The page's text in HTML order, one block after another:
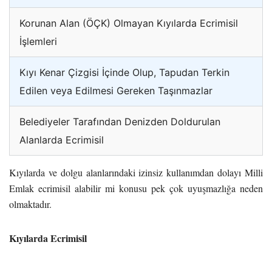
Korunan Alan (ÖÇK) Olmayan Kıyılarda Ecrimisil
İşlemleri
Kıyı Kenar Çizgisi İçinde Olup, Tapudan Terkin
Edilen veya Edilmesi Gereken Taşınmazlar
Belediyeler Tarafından Denizden Doldurulan
Alanlarda Ecrimisil
Kıyılarda ve dolgu alanlarındaki izinsiz kullanımdan dolayı Milli
Emlak ecrimisil alabilir mi konusu pek çok uyuşmazlığa neden
olmaktadır.
Kıyılarda Ecrimisil